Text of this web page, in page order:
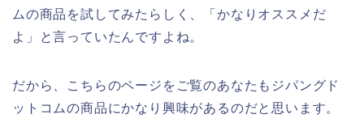
ムの商品を試してみたらしく、「かなりオススメだ
よ」と言っていたんですよね。
だから、こちらのページをご覧のあなたもジパングド
ットコムの商品にかなり興味があるのだと思います。